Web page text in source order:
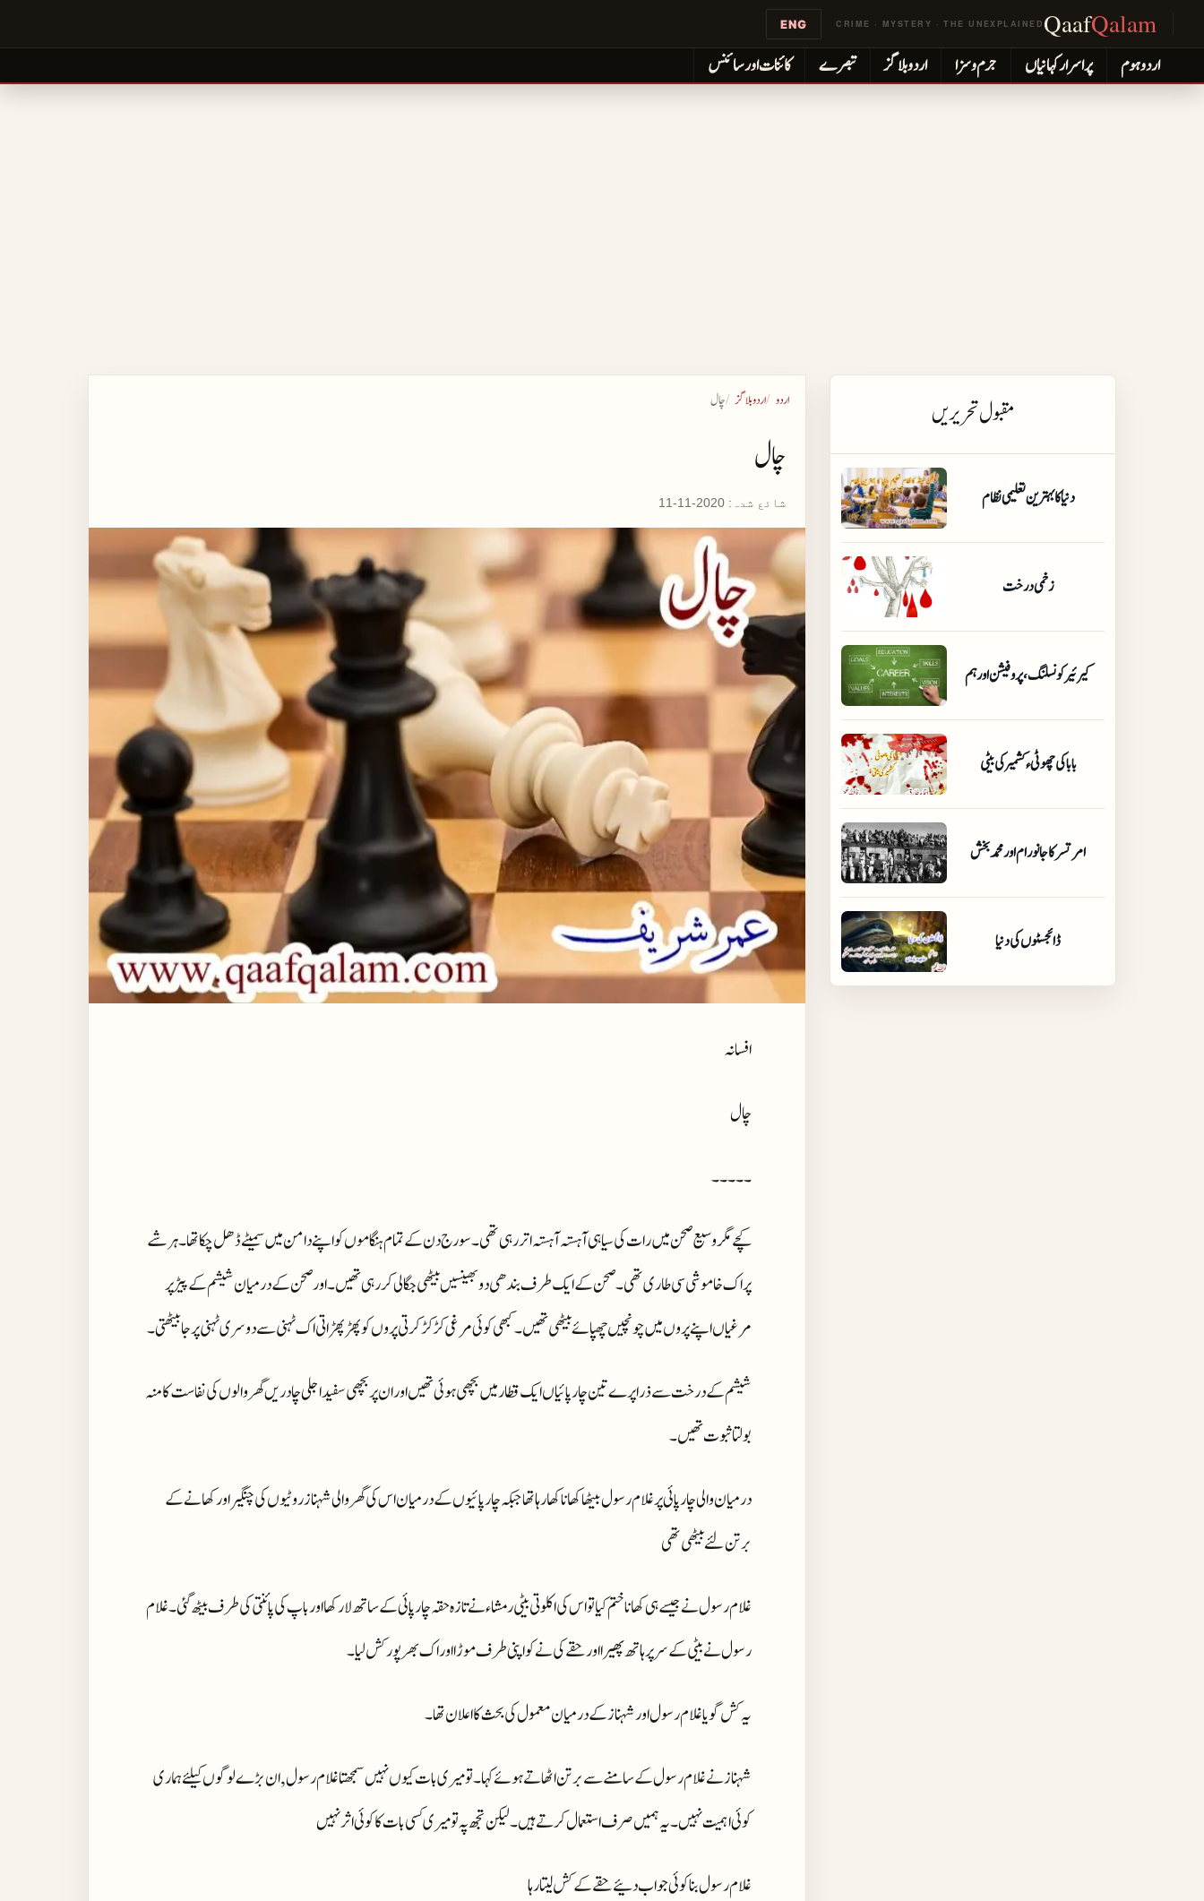
QaafQalam
CRIME · MYSTERY · THE UNEXPLAINED
ENG
اردو ہوم پراسرار کہانیاں جرم و سزا اردو بلاگز تبصرے کائنات اور سائنس
اردو اردو بلاگز چال
چال
شائع شدہ: 2020-11-11
افسانہ
چال
۔۔۔۔۔
کچے مگر وسیع صحن میں رات کی سیاہی آہستہ آہستہ اتر رہی تھی۔ سورج دن کے تمام ہنگاموں کو اپنے دامن میں سمیٹے ڈھل چکا تھا ۔ ہر شے
پر اک خاموشی سی طاری تھی۔ صحن کے ایک طرف بندھی دو بھینسیں بیٹھی جگالی کر رہی تھیں۔ اور صحن کے درمیان شیشم کے پیڑ پر
مرغیاں اپنے پروں میں چونچیں چھپائے بیٹھی تھیں۔ کبھی کوئی مرغی کڑ کڑ کرتی پروں کو پھڑپھڑاتی اک ٹہنی سے دوسری ٹہنی پر جا بیٹھتی۔
شیشم کے درخت سے ذرا پرے تین چارپائیاں ایک قطار میں بچھی ہوئی تھیں اور ان پر بچھی سفید اجلی چادریں گھر والوں کی نفاست کا منہ
بولتا ثبوت تھیں۔
درمیان والی چارپائی پر غلام رسول بیٹھا کھانا کھا رہا تھا جبکہ چارپائیوں کے درمیان اس کی گھر والی شہناز روٹیوں کی چنگیر اور کھانے کے
برتن لئے بیٹھی تھی
غلام رسول نے جیسے ہی کھانا ختم کیا تو اس کی اکلوتی بیٹی رمشاء نے تازہ حقہ چارپائی کے ساتھ لا رکھا اور باپ کی پائنتی کی طرف بیٹھ گئی۔ غلام
رسول نے بیٹی کے سر پر ہاتھ پھیرا اور حقے کی نے کو اپنی طرف موڑا اور اک بھرپور کش لیا۔
یہ کش گویا غلام رسول اور شہناز کے درمیان معمول کی بحث کا اعلان تھا۔
شہناز نے غلام رسول کے سامنے سے برتن اٹھاتے ہوئے کہا ۔ تو میری بات کیوں نہیں سمجھتا غلام رسول, ان بڑے لوگوں کیلئے ہماری
کوئی اہمیت نہیں۔ یہ ہمیں صرف استعمال کرتے ہیں۔ لیکن تجھ پہ تو میری کسی بات کا کوئی اثر نہیں
غلام رسول بنا کوئی جواب دئیے حقے کے کش لیتا رہا
مقبول تحریریں
دنیا کا بہترین تعلیمی نظام
زخمی درخت
کیرئیر کونسلنگ،پروفیشن اور ہم
بابا کی چھوٹی ٫کشمیر کی بیٹی
امرتسر کا جانو رام اور محمد بخش
ڈائجسٹوں کی دنیا